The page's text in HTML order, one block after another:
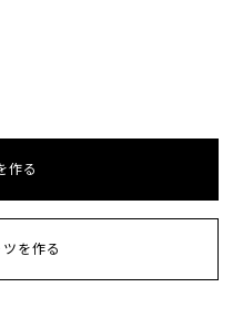
作る
を作る